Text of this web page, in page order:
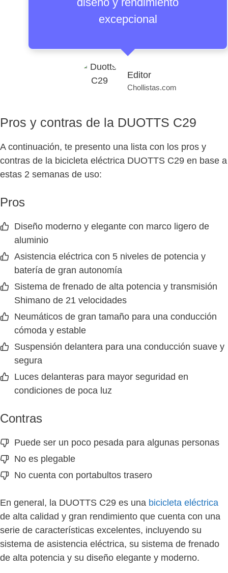
excepcional
Editor
Chollistas.com
Pros y contras de la DUOTTS C29
A continuación, te presento una lista con los pros y
contras de la bicicleta eléctrica DUOTTS C29 en base a
estas 2 semanas de uso:
Pros
Diseño moderno y elegante con marco ligero de
aluminio
Asistencia eléctrica con 5 niveles de potencia y
batería de gran autonomía
Sistema de frenado de alta potencia y transmisión
Shimano de 21 velocidades
Neumáticos de gran tamaño para una conducción
cómoda y estable
Suspensión delantera para una conducción suave y
segura
Luces delanteras para mayor seguridad en
condiciones de poca luz
Contras
Puede ser un poco pesada para algunas personas
No es plegable
No cuenta con portabultos trasero
En general, la DUOTTS C29 es una bicicleta eléctrica
de alta calidad y gran rendimiento que cuenta con una
serie de características excelentes, incluyendo su
sistema de asistencia eléctrica, su sistema de frenado
de alta potencia y su diseño elegante y moderno.